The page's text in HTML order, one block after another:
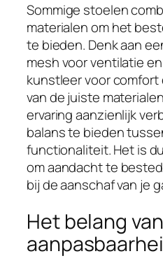
Sommige stoelen
materialen om het
te bieden. Denk aan
mesh voor ventilatie
kunstleer voor comfort
van de juiste
ervaring aanzienlijk
balans te bieden
functionaliteit. Het is
om aandacht te
bij de aanschaf van je
Het belang van